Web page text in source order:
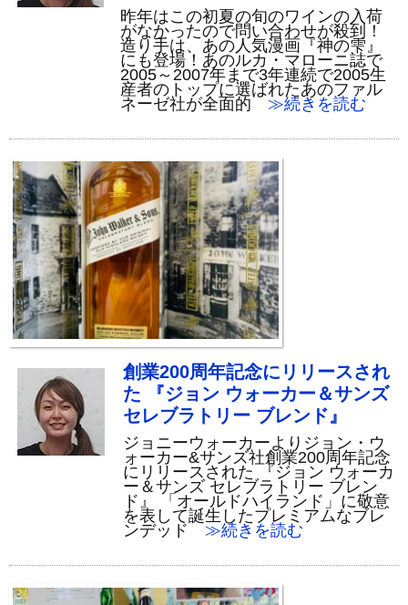
昨年はこの初夏の旬のワインの入荷
がなかったので問い合わせが殺到！
造り手は、あの人気漫画『神の雫』
にも登場！あのルカ・マローニ誌で
2005～2007年まで3年連続で2005生
産者のトップに選ばれたあのファル
ネーゼ社が全面的≫続きを読む
創業200周年記念にリリースされ
た 『ジョン ウォーカー＆サンズ
セレブラトリー ブレンド』
ジョニーウォーカーよりジョン・ウ
ォーカー&サンズ社創業200周年記念
にリリースされた 『ジョン ウォーカ
ー＆サンズ セレブラトリー ブレン
ド』 「オールドハイランド」に敬意
を表して誕生したプレミアムなブレ
ンデッド≫続きを読む